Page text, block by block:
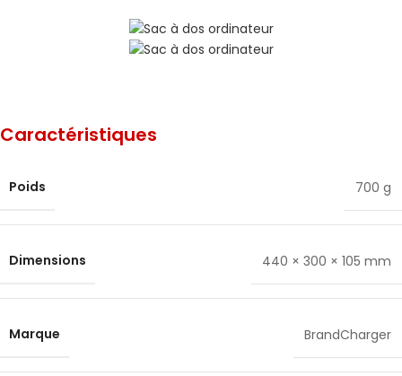
Caractéristiques
Poids 700 g
Dimensions 440 × 300 × 105 mm
Marque BrandCharger